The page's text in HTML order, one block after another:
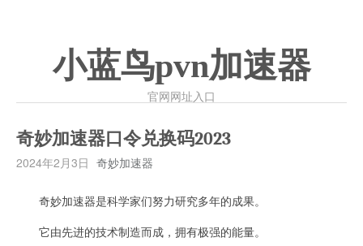
小蓝鸟pvn加速器
官网网址入口
奇妙加速器口令兑换码2023
2024年2月3日 奇妙加速器
奇妙加速器是科学家们努力研究多年的成果。
它由先进的技术制造而成，拥有极强的能量。